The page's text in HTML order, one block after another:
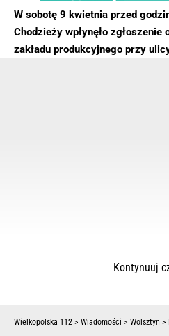
W sobotę 9 kwietnia przed
Chodzieży wpłynęło zgłoszenie
zakładu produkcyjnego przy
Kontynuuj
Wielkopolska 112 > Wiadomości > Wolsztyn >